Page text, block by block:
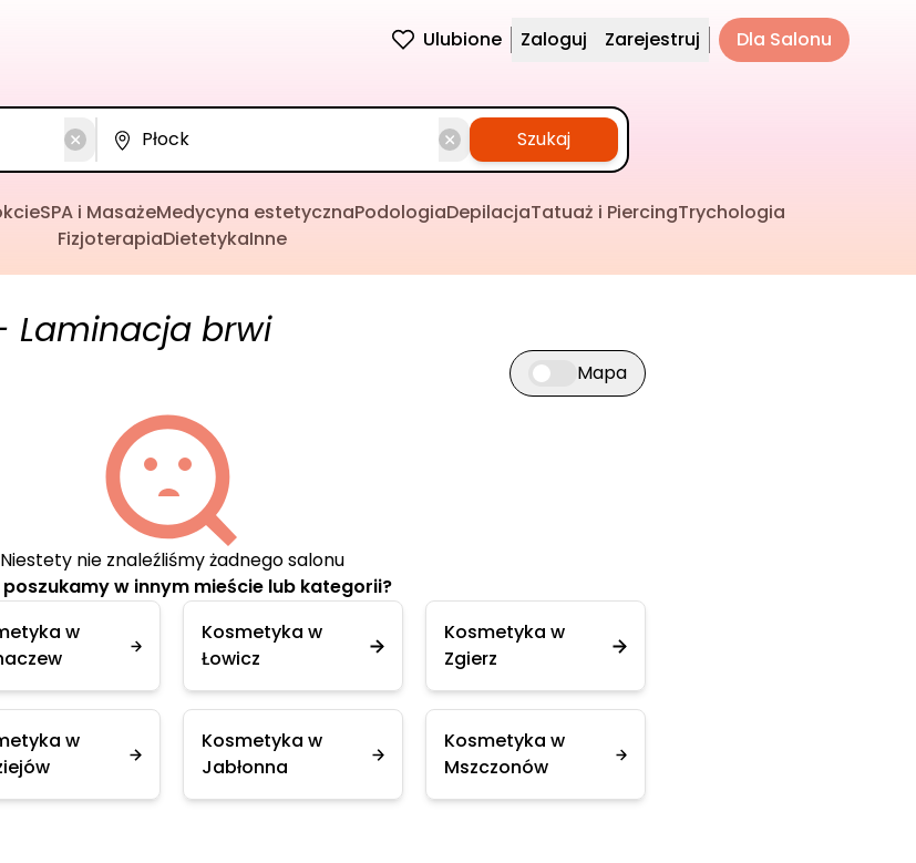
Ulubione Zaloguj Zarejestruj Dla Salonu
Szukaj
SPA i MasażeMedycyna estetycznaPodologiaDepilacjaTatuaż i PiercingTrychologia
FizjoterapiaDietetykaInne
Laminacja brwi
Przełącz widok mapy
Mapa
Niestety nie znaleźliśmy żadnego salonu
poszukamy w innym mieście lub kategorii?
w
Kosmetyka w
Łowicz
Kosmetyka w
Zgierz
w
Kosmetyka w
Jabłonna
Kosmetyka w
Mszczonów